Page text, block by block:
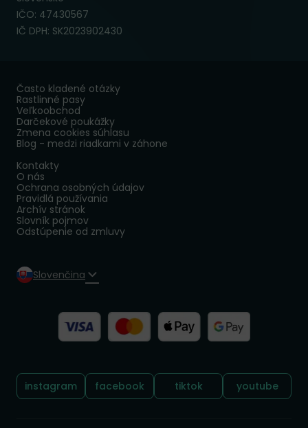
IČO: 47430567
IČ DPH: SK2023902430
Často kladené otázky
Rastlinné pasy
Veľkoobchod
Darčekové poukážky
Zmena cookies súhlasu
Blog - medzi riadkami v záhone
Kontakty
O nás
Ochrana osobných údajov
Pravidlá používania
Archív stránok
Slovník pojmov
Odstúpenie od zmluvy
Slovenčina
Sledujte nás:
instagram facebook tiktok youtube